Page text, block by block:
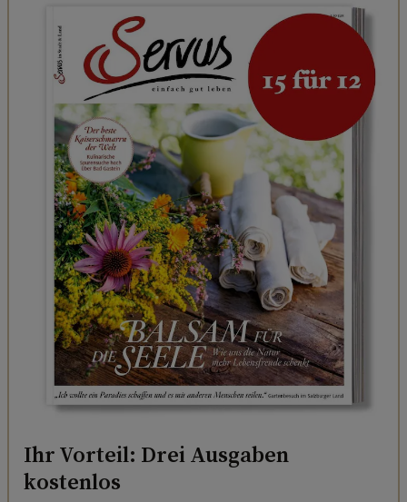
Ihr Vorteil: Drei Ausgaben
kostenlos